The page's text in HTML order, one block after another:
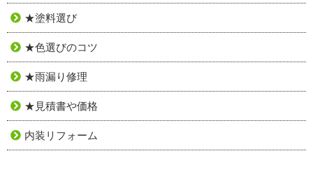
★塗料選び
★色選びのコツ
★雨漏り修理
★見積書や価格
内装リフォーム